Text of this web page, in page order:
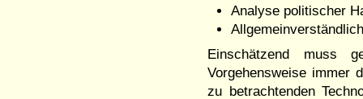
Analyse politischer
Einschätzend muss
Vorgehensweise immer
zu betrachtenden